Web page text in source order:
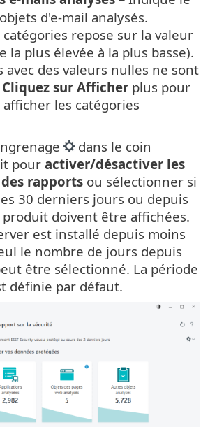
d'e-mail analysés.
catégories repose sur la valeur
la plus élevée à la plus basse).
avec des valeurs nulles ne sont
Cliquez sur Afficher plus pour
les catégories
dans le coin
pour activer/désactiver les
rapports ou sélectionner si
30 derniers jours ou depuis
doivent être affichées.
est installé depuis moins
le nombre de jours depuis
être sélectionné. La période
définie par défaut.